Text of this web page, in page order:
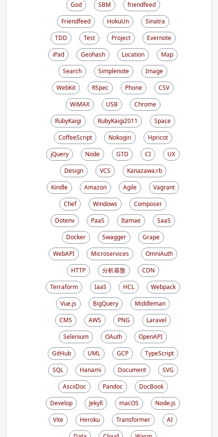
God
SBM
friendfeed
Friendfeed
HokuUn
Sinatra
TDD
Test Project
Evernote
iPad
Geohash Location
Map
Search
Simplenote
Image
WebKit
RSpec Phone
CSV
WiMAX
USB
Chrome
RubyKaigi
RubyKaigi2011
Space
CoffeeScript
Nokogiri
Hpricot
jQuery
Node GTD CI
UX
Design
VCS
Kanazawa.rb
Kindle
Amazon Agile
Vagrant
Chef
Windows
Composer
Dotenv
PaaS Itamae
SaaS
Docker
Swagger
Grape
WebAPI
Microservices
OmniAuth
HTTP
分析基盤
CDN
Terraform
IaaS HCL
Webpack
Vue.js
BigQuery
Middleman
CMS
AWS PNG
Laravel
Selenium
OAuth
OpenAPI
GitHub
UML GCP
TypeScript
SQL
Hanami Document
SVG
AsciiDoc
Pandoc
DocBook
Develop
Jekyll macOS
Node.js
Vite
Heroku Transformer
AI